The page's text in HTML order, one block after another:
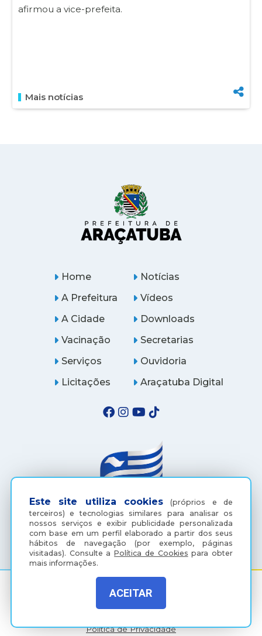
afirmou a vice-prefeita.
Mais notícias
Este site utiliza cookies (próprios e de
terceiros) e tecnologias similares para analisar os
nossos serviços e exibir publicidade personalizada
com base em um perfil elaborado a partir dos seus
hábitos de navegação (por exemplo, páginas
visitadas). Consulte aPolítica de Cookies para obter
mais informações.
ACEITAR
Home
A Prefeitura
A Cidade
Notícias
Vídeos
Downloads
Vacinação
Serviços
Licitações
Secretarias
Ouvidoria
Araçatuba Digital
(18) 3607-6500
Rua Coelho Neto, 73, Vila São Paulo, Araçatuba - SP, CEP:
Política de Privacidade